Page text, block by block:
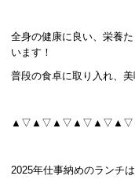
全身の健康に良い、栄養
います！
普段の食卓に取り入れ、
2025年仕事納めのランチ